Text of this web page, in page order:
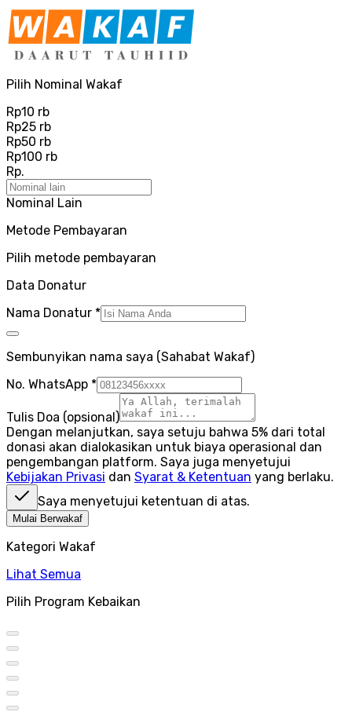
Pilih Nominal Wakaf
Rp10 rb
Rp25 rb
Rp50 rb
Rp100 rb
Rp.
Nominal Lain
Metode Pembayaran
Pilih metode pembayaran
Data Donatur
Nama Donatur *
Sembunyikan nama saya (Sahabat Wakaf)
No. WhatsApp *
Tulis Doa (opsional)
Dengan melanjutkan, saya setuju bahwa 5% dari total
donasi akan dialokasikan untuk biaya operasional dan
pengembangan platform. Saya juga menyetujui
Kebijakan Privasi dan Syarat & Ketentuan yang berlaku.
Saya menyetujui ketentuan di atas.
Mulai Berwakaf
Kategori Wakaf
Lihat Semua
Pilih Program Kebaikan